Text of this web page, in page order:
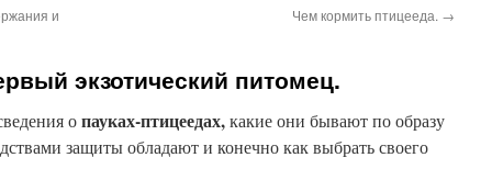
и Чем кормить птицееда. →
экзотический питомец.
опауках-птицеедах,какие они бывают по образу
защиты обладают и конечно как выбрать своего